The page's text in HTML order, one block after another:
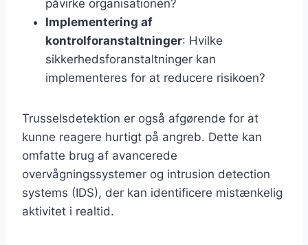
påvirke organisationen?
Implementering af
kontrolforanstaltninger: Hvilke
sikkerhedsforanstaltninger kan
implementeres for at reducere risikoen?
Trusselsdetektion er også afgørende for at
kunne reagere hurtigt på angreb. Dette kan
omfatte brug af avancerede
overvågningssystemer og intrusion detection
systems (IDS), der kan identificere mistænkelig
aktivitet i realtid.